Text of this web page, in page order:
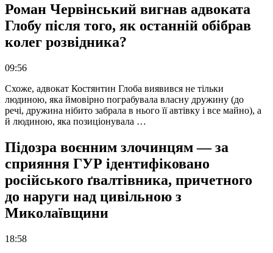
Роман Червінський вигнав адвоката
Глобу після того, як останній обібрав
колег розвідника?
09:56
Схоже, адвокат Костянтин Глоба виявився не тільки
людиною, яка ймовірно пограбувала власну дружину (до
речі, дружина нібито забрала в нього її автівку і все майно), а
й людиною, яка позиціонувала …
Підозра воєнним злочинцям — за
сприяння ГУР ідентифіковано
російського ґвалтівника, причетного
до наруги над цивільною з
Миколаївщини
18:58